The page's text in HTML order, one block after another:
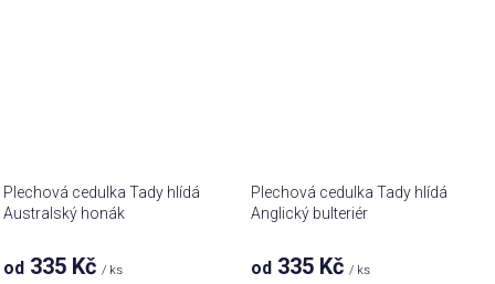
Plechová cedulka Tady hlídá
Australský honák
od 335 Kč/ ks
Plechová cedulka Tady hlídá
Anglický bulteriér
od 335 Kč/ ks